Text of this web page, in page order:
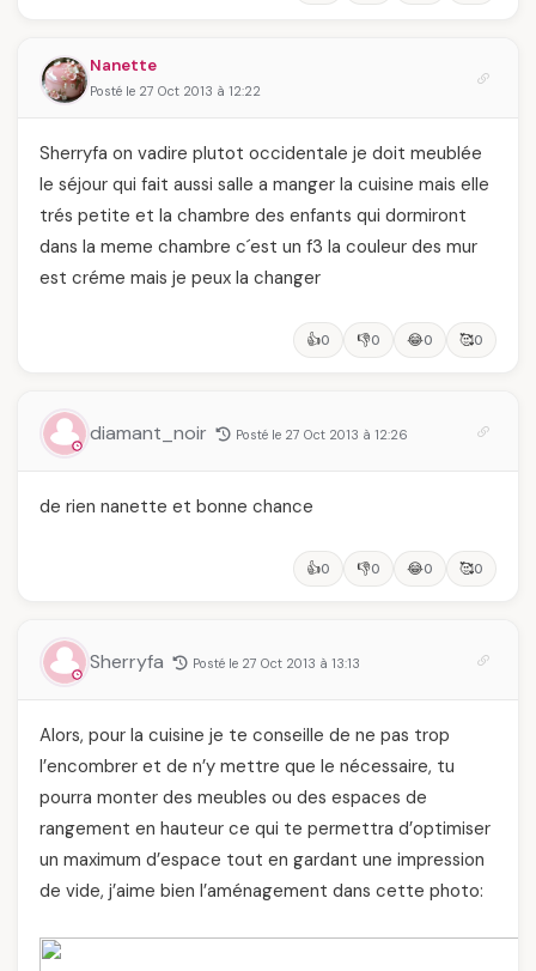
Nanette
Posté le 27 Oct 2013 à 12:22
Sherryfa on vadire plutot occidentale je doit meublée
le séjour qui fait aussi salle a manger la cuisine mais elle
trés petite et la chambre des enfants qui dormiront
dans la meme chambre c´est un f3 la couleur des mur
est créme mais je peux la changer
👍0 👎0 😂0 🥰0
diamant_noir Posté le 27 Oct 2013 à 12:26
de rien nanette et bonne chance
👍0 👎0 😂0 🥰0
Sherryfa Posté le 27 Oct 2013 à 13:13
Alors, pour la cuisine je te conseille de ne pas trop
l’encombrer et de n’y mettre que le nécessaire, tu
pourra monter des meubles ou des espaces de
rangement en hauteur ce qui te permettra d’optimiser
un maximum d’espace tout en gardant une impression
de vide, j’aime bien l’aménagement dans cette photo: